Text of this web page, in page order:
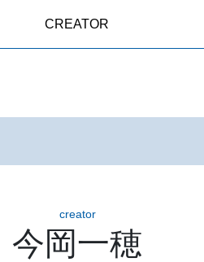
CREATOR
creator
今岡一穂